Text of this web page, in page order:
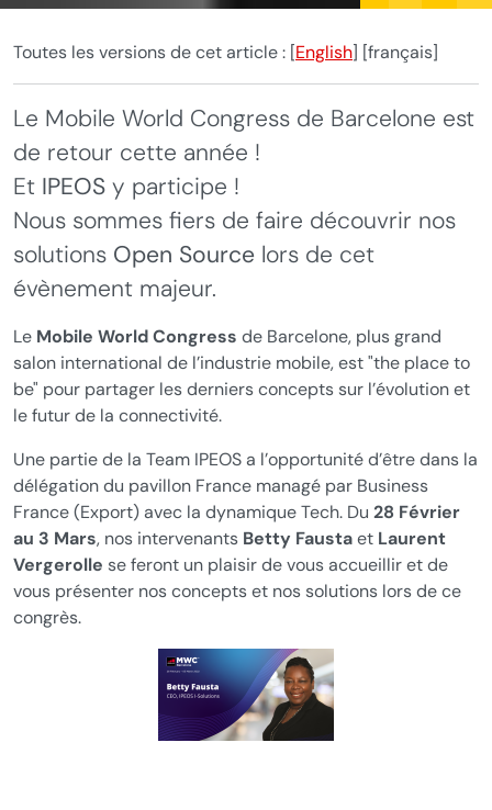
Toutes les versions de cet article : [English] [français]
Le Mobile World Congress de Barcelone est
de retour cette année !
Et IPEOS y participe !
Nous sommes fiers de faire découvrir nos
solutions Open Source lors de cet
évènement majeur.
Le Mobile World Congress de Barcelone, plus grand
salon international de l’industrie mobile, est "the place to
be" pour partager les derniers concepts sur l’évolution et
le futur de la connectivité.
Une partie de la Team IPEOS a l’opportunité d’être dans la
délégation du pavillon France managé par Business
France (Export) avec la dynamique Tech. Du 28 Février
au 3 Mars, nos intervenants Betty Faustaet Laurent
Vergerolle se feront un plaisir de vous accueillir et de
vous présenter nos concepts et nos solutions lors de ce
congrès.